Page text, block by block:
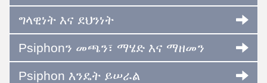
ግላዊነት እና ደህንነት
Psiphonን መጫን፣ ማሄድ እና ማዘመን
Psiphon እንዴት ይሠራል